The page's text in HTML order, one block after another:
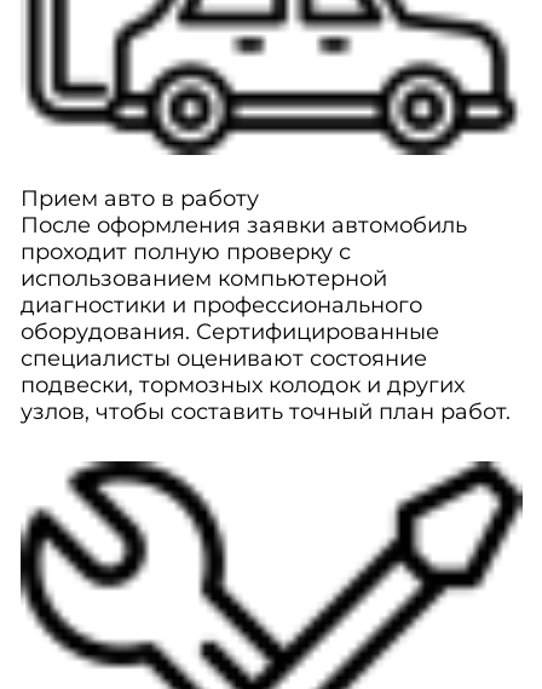
Прием авто в работу
После оформления заявки автомобиль
проходит полную проверку с
использованием компьютерной
диагностики и профессионального
оборудования. Сертифицированные
специалисты оценивают состояние
подвески, тормозных колодок и других
узлов, чтобы составить точный план работ.